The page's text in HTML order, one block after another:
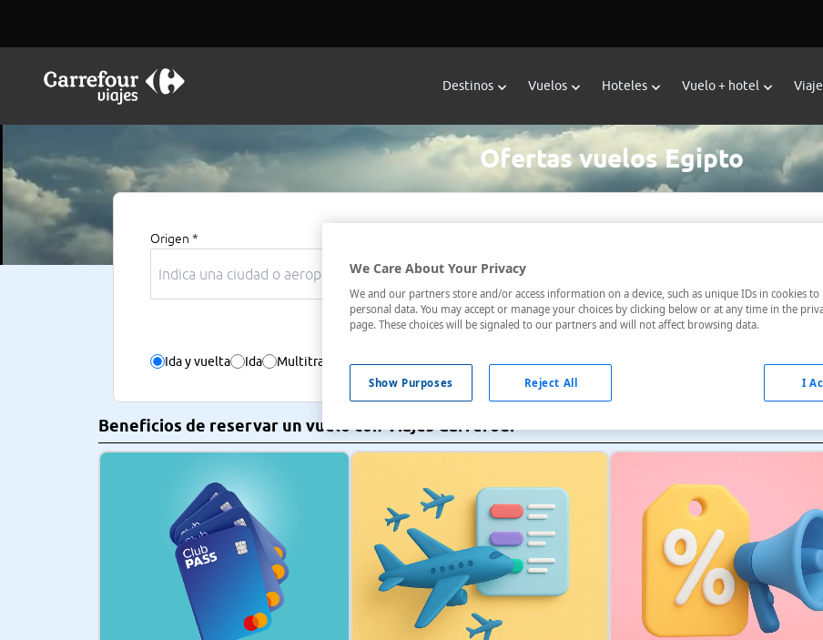
Destinos Vuelos Hoteles Vuelo + hotel
Ofertas vuelos Egipto
Origen *
Ida y vuelta Ida Multitrayecto Sólo vuelos directos Sólo tarifas con maleta
Beneficios de reservar un vuelo con Viajes Carrefour
We Care About Your Privacy
We and our partners store and/or access information on a device, such as unique IDs in cookies to
personal data. You may accept or manage your choices by clicking below or at any time in the
page. These choices will be signaled to our partners and will not affect browsing data.
Show Purposes Reject All I